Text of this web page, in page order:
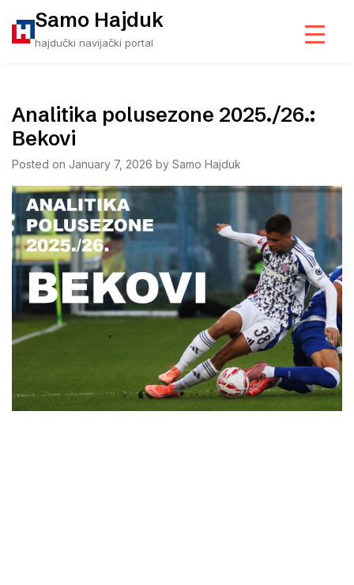
content
Samo Hajduk
hajdučki navijački portal
Analitika polusezone 2025./26.:
Bekovi
Posted on January 7, 2026 by Samo Hajduk